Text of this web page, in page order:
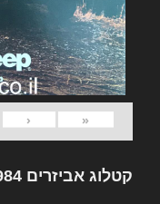
«
‹
קטלוג אביזרים Jeep 1984